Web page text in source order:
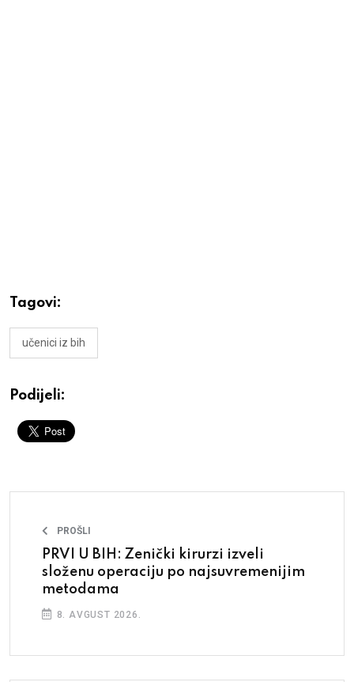
Tagovi:
učenici iz bih
Podijeli:
PROŠLI
PRVI U BIH: Zenički kirurzi izveli
složenu operaciju po najsuvremenijim
metodama
8. AVGUST 2026.